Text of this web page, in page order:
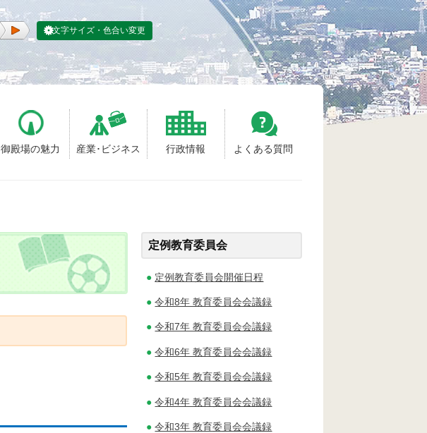
御殿場の魅力 産業･ビジネス 行政情報 よくある質問
文字サイズ・色合い変更
定例教育委員会
定例教育委員会開催日程
令和8年 教育委員会会議録
令和7年 教育委員会会議録
令和6年 教育委員会会議録
令和5年 教育委員会会議録
令和4年 教育委員会会議録
令和3年 教育委員会会議録